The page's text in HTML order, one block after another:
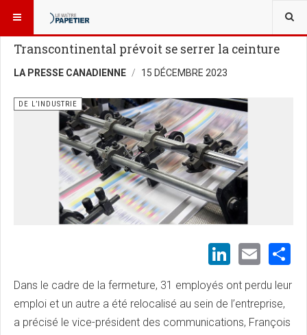
VOUS ÊTES ICI :
Transcontinental prévoit se serrer la ceinture
LA PRESSE CANADIENNE 15 DÉCEMBRE 2023
DE L’INDUSTRIE
Dans le cadre de la fermeture, 31 employés ont perdu leur
emploi et un autre a été relocalisé au sein de l’entreprise,
a précisé le vice-président des communications, François